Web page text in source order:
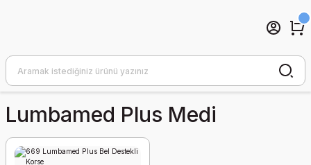
Lumbamed Plus Medi